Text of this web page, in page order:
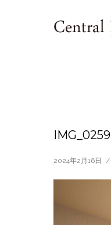
IMG_0259
2024年2月16日 /